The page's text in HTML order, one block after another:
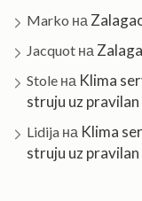
Marko на
Jacquot на
Stole на Klima
struju uz
Lidija на Klima
struju uz